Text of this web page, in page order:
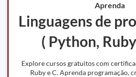
Aprenda
Linguagens de
( Python,
Explore cursos gratuitos com
Ruby e C. Aprenda programação,